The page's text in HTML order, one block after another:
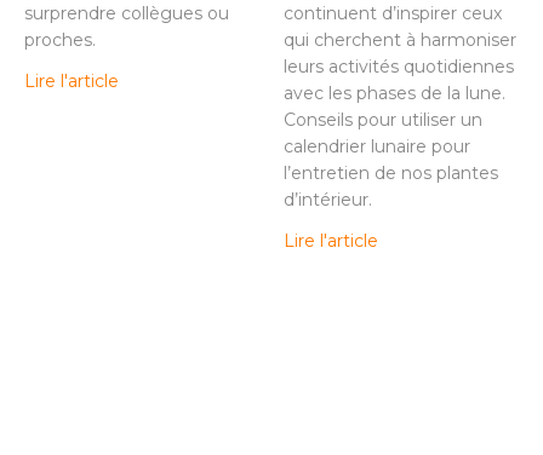
surprendre collègues ou
proches.
Lire l'article
continuent d’inspirer ceux
qui cherchent à harmoniser
leurs activités quotidiennes
avec les phases de la lune.
Conseils pour utiliser un
calendrier lunaire pour
l’entretien de nos plantes
d’intérieur.
Lire l'article